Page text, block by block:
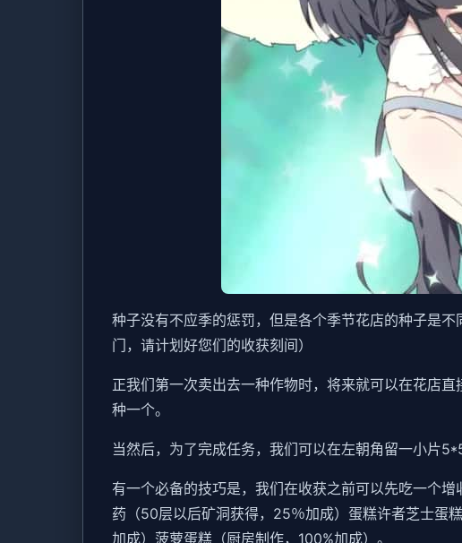
种子没有不应季的惩罚，但是各个季节花店的种子是
门，请计划好您们的收获刻间）
正我们第一次卖出去一种作物时，将来就可以在花店
种一个。
当然后，为了完成任务，我们可以在左朝角留一小片
有一个必备的技巧是，我们在收获之前可以先吃一个
药（50层以后矿洞获得，25％加成）蛋糕许者芝士蛋
加成）菠萝蛋糕（厨房制作，100%加成）。